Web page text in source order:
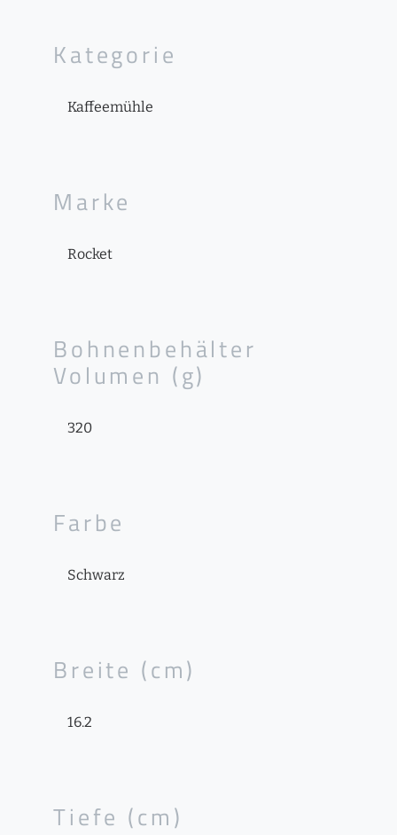
Kategorie
Kaffeemühle
Marke
Rocket
Bohnenbehälter
Volumen (g)
320
Farbe
Schwarz
Breite (cm)
16.2
Tiefe (cm)